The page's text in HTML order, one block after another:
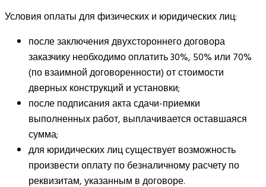
Условия оплаты для физических и юридических лиц:
после заключения двухстороннего договора
заказчику необходимо оплатить 30%, 50% или 70%
(по взаимной договоренности) от стоимости
дверных конструкций и установки;
после подписания акта сдачи-приемки
выполненных работ, выплачивается оставшаяся
сумма;
для юридических лиц существует возможность
произвести оплату по безналичному расчету по
реквизитам, указанным в договоре.